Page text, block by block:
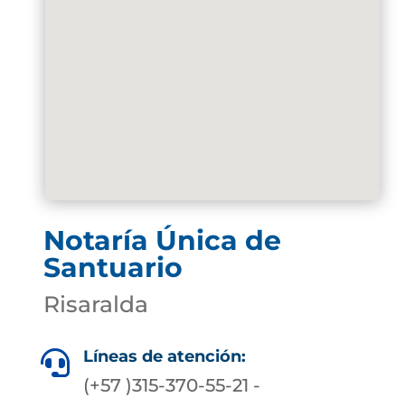
Notaría Única de
Santuario
Risaralda
 Líneas de atención:
(+57 )315-370-55-21 -